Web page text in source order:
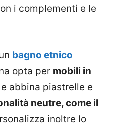
i complementi e le
bagno etnico
opta per mobili in
e abbina piastrelle e
neutre, come il
inoltre lo